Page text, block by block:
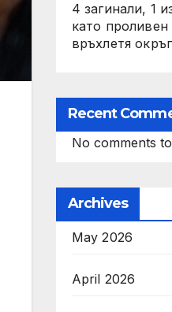
4 загинали, 1
като
връхлетя
Recent
No comments
Archives
May 2026
April 2026